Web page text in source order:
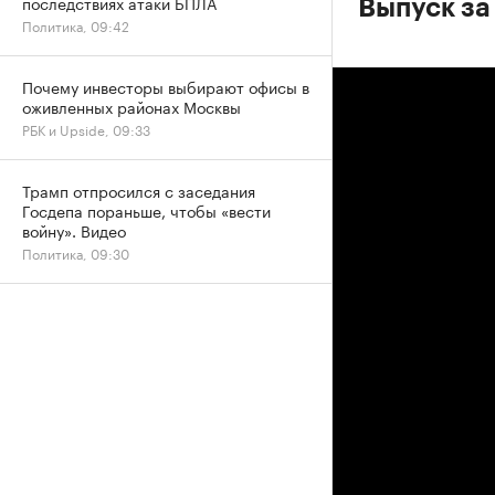
Выпуск
Политика, 09:42
Почему инвесторы выбирают офисы в
оживленных районах Москвы
РБК и Upside, 09:33
Трамп отпросился с заседания
Госдепа пораньше, чтобы «вести
войну». Видео
Политика, 09:30